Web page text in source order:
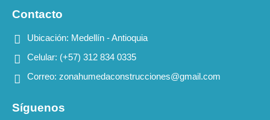
Contacto
Ubicación: Medellín - Antioquia
Celular: (+57) 312 834 0335
Correo: zonahumedaconstrucciones@gmail.com
Síguenos